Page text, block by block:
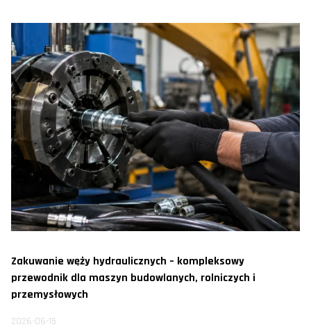
Zakuwanie węży hydraulicznych – kompleksowy
przewodnik dla maszyn budowlanych, rolniczych i
przemysłowych
2026-06-15